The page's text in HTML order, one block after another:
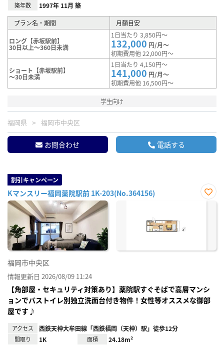
築年数 1997年 11月 築
プラン名・期間 月額目安
ロング【赤坂駅前】
30日以上～360日未満
1日当たり 3,850円～
132,000 円/月～
初期費用他 22,000円～
ショート【赤坂駅前】
～30日未満
1日当たり 4,150円～
141,000 円/月～
初期費用他 16,500円～
学生向け
福岡県 福岡市中央区
お問合わせ 電話する
割引キャンペーン
Kマンスリー福岡薬院駅前 1K-203(No.364156)
お気
福岡市中央区
情報更新日 2026/08/09 11:24
【角部屋・セキュリティ対策あり】薬院駅すぐそばで高層マンシ
ョンでバストイレ別独立洗面台付き物件！女性等オススメな御部
屋です♪
アクセス 西鉄天神大牟田線「西鉄福岡（天神）駅」徒歩12分
間取り 1K 面積 24.18m²